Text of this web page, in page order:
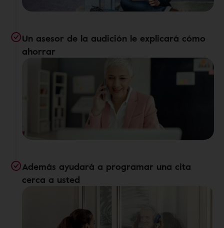
Un asesor de la audición le explicará cómo
ahorrar
Además ayudará a programar una cita
cerca a usted